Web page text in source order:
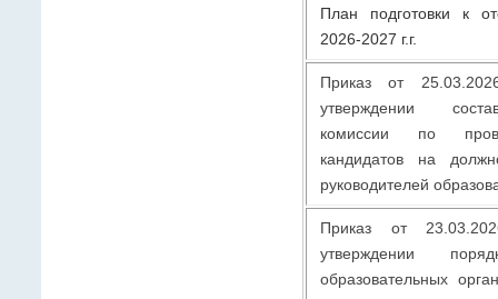
План подготовки к
2026-2027 г.г.
Приказ от
утверждении
комиссии по
кандидатов на
руководителей
Приказ от
утверждении
образовательных